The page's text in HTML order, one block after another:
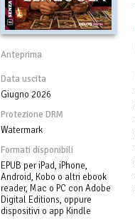
Anteprima
Data uscita
Giugno 2026
Protezione DRM
Watermark
Formati disponibili
EPUB per iPad, iPhone,
Android, Kobo o altri ebook
reader, Mac o PC con Adobe
Digital Editions, oppure
dispositivi o app Kindle